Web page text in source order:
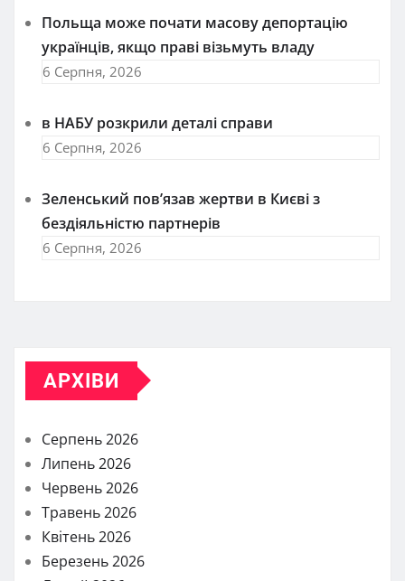
Польща може почати масову депортацію
українців, якщо праві візьмуть владу
6 Серпня, 2026
в НАБУ розкрили деталі справи
6 Серпня, 2026
Зеленський пов’язав жертви в Києві з
бездіяльністю партнерів
6 Серпня, 2026
АРХІВИ
Серпень 2026
Липень 2026
Червень 2026
Травень 2026
Квітень 2026
Березень 2026